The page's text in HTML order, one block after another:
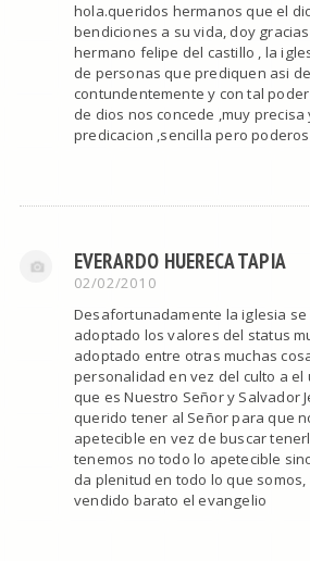
hola.queridos hermanos que el
bendiciones a su vida, doy
hermano felipe del castillo , la
de personas que prediquen asi
contundentemente y con tal
de dios nos concede ,muy precisa
predicacion ,sencilla pero
EVERARDO HUERECA TAPIA
02/02/2010
Desafortunadamente la iglesia
adoptado los valores del status
adoptado entre otras muchas
personalidad en vez del culto a
que es Nuestro Señor y Salvador
querido tener al Señor para que
apetecible en vez de buscar
tenemos no todo lo apetecible
da plenitud en todo lo que
vendido barato el evangelio